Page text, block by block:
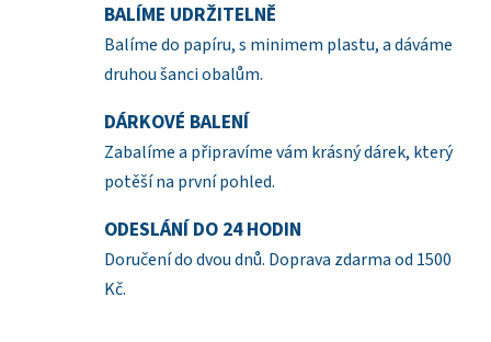
BALÍME UDRŽITELNĚ
Balíme do papíru, s minimem plastu, a dáváme
druhou šanci obalům.
DÁRKOVÉ BALENÍ
Zabalíme a připravíme vám krásný dárek, který
potěší na první pohled.
ODESLÁNÍ DO 24 HODIN
Doručení do dvou dnů. Doprava zdarma od 1500
Kč.